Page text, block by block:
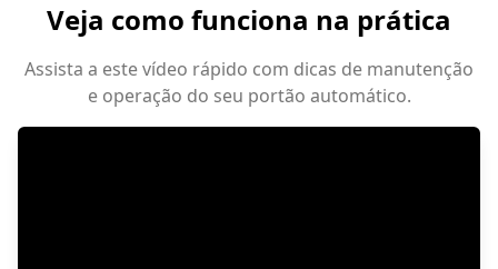
Veja como funciona na prática
Assista a este vídeo rápido com dicas de manutenção
e operação do seu portão automático.